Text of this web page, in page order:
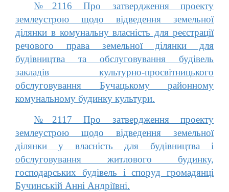
№2116 Про затвердження проекту
землеустрою щодо відведення земельної
ділянки в комунальну власність для реєстрації
речового права земельної ділянки для
будівництва та обслуговування будівель
закладів культурно-просвітницького
обслуговування Бучацькому районному
комунальному будинку культури.
№2117 Про затвердження проекту
землеустрою щодо відведення земельної
ділянки у власність для будівництва і
обслуговування житлового будинку,
господарських будівель і споруд громадянці
Бучинській Анні Андріївні.